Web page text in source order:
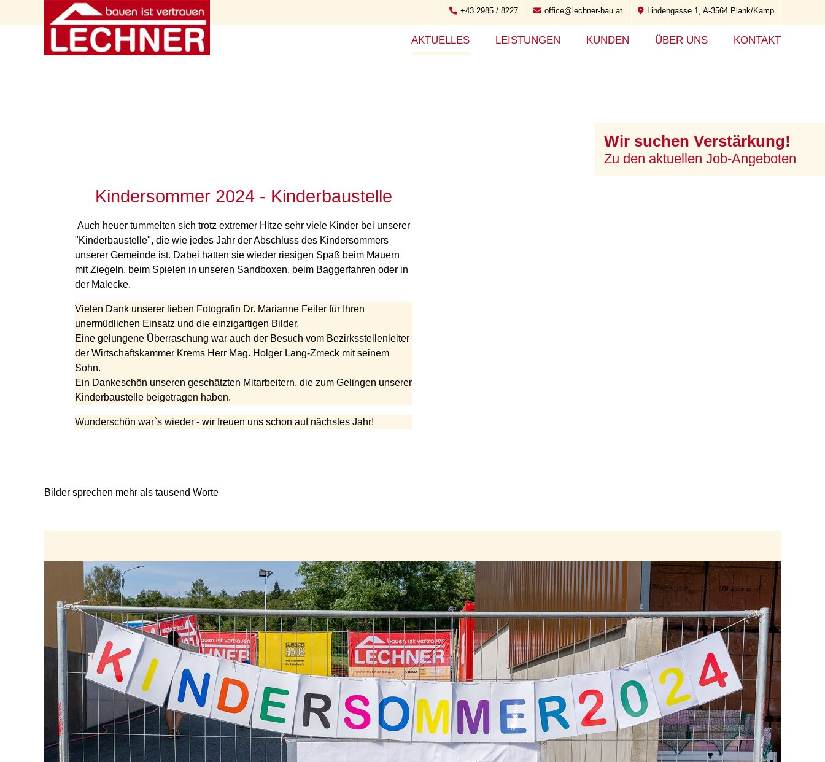
+43 2985 / 8227 office@lechner-bau.at Lindengasse 1, A-3564 Plank/Kamp
AKTUELLES LEISTUNGEN KUNDEN ÜBER UNS KONTAKT
Wir suchen Verstärkung!
Zu den aktuellen Job-Angeboten
Kindersommer 2024 - Kinderbaustelle
Auch heuer tummelten sich trotz extremer Hitze sehr viele Kinder bei unserer
"Kinderbaustelle", die wie jedes Jahr der Abschluss des Kindersommers
unserer Gemeinde ist. Dabei hatten sie wieder riesigen Spaß beim Mauern
mit Ziegeln, beim Spielen in unseren Sandboxen, beim Baggerfahren oder in
der Malecke.
Vielen Dank unserer lieben Fotografin Dr. Marianne Feiler für Ihren
unermüdlichen Einsatz und die einzigartigen Bilder.
Eine gelungene Überraschung war auch der Besuch vom Bezirksstellenleiter
der Wirtschaftskammer Krems Herr Mag. Holger Lang-Zmeck mit seinem
Sohn.
Ein Dankeschön unseren geschätzten Mitarbeitern, die zum Gelingen unserer
Kinderbaustelle beigetragen haben.
Wunderschön war`s wieder - wir freuen uns schon auf nächstes Jahr!
Bilder sprechen mehr als tausend Worte